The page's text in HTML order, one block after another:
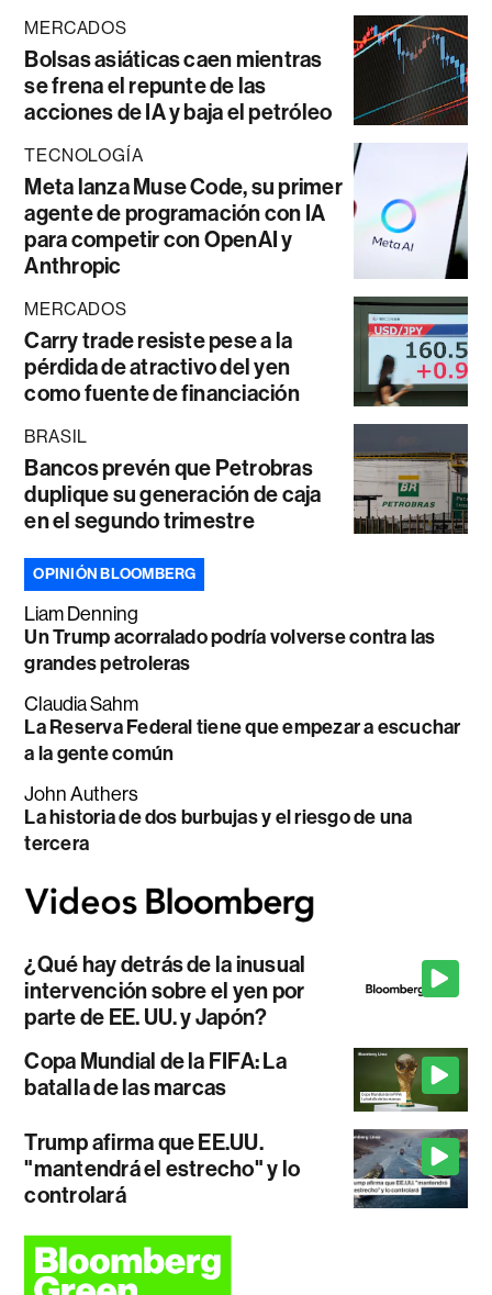
MERCADOS
Bolsas asiáticas caen mientras
se frena el repunte de las
acciones de IA y baja el petróleo
TECNOLOGÍA
Meta lanza Muse Code, su primer
agente de programación con IA
para competir con OpenAI y
Anthropic
MERCADOS
Carry trade resiste pese a la
pérdida de atractivo del yen
como fuente de financiación
BRASIL
Bancos prevén que Petrobras
duplique su generación de caja
en el segundo trimestre
OPINIÓN BLOOMBERG
Liam Denning
Un Trump acorralado podría volverse contra las
grandes petroleras
Claudia Sahm
La Reserva Federal tiene que empezar a escuchar
a la gente común
John Authers
La historia de dos burbujas y el riesgo de una
tercera
¿Qué hay detrás de la inusual
intervención sobre el yen por
parte de EE. UU. y Japón?
Copa Mundial de la FIFA: La
batalla de las marcas
Trump afirma que EE.UU.
"mantendrá el estrecho" y lo
controlará